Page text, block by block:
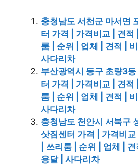
충청남도 서천군 마서면
터 가격 | 가격비교 | 견적
룸 | 순위 | 업체 | 견적 |
사다리차
부산광역시 동구 초량3
터 가격 | 가격비교 | 견적
룸 | 순위 | 업체 | 견적 |
사다리차
충청남도 천안시 서북구
삿짐센터 가격 | 가격비
| 쓰리룸 | 순위 | 업체 |
용달 | 사다리차